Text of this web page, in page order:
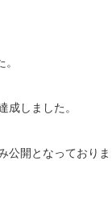
しました。
公開となっておりま